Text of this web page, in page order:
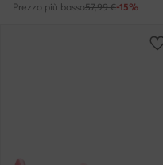
Prezzo più basso57,99 €-15%